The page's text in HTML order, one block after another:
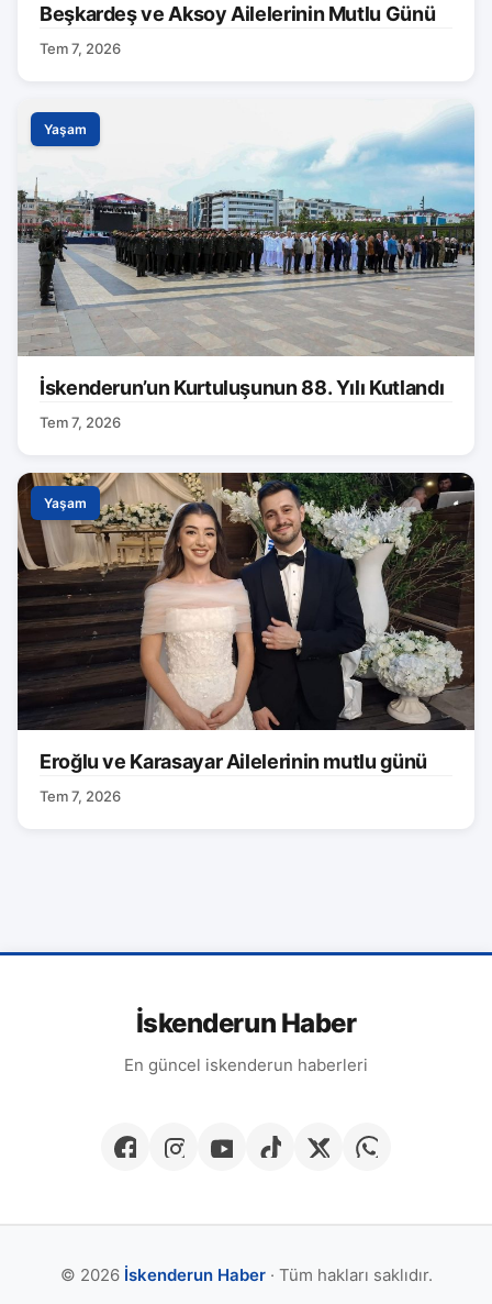
Beşkardeş ve Aksoy Ailelerinin Mutlu Günü
Tem 7, 2026
Yaşam
İskenderun’un Kurtuluşunun 88. Yılı Kutlandı
Tem 7, 2026
Yaşam
Eroğlu ve Karasayar Ailelerinin mutlu günü
Tem 7, 2026
İskenderun Haber
En güncel iskenderun haberleri
© 2026 İskenderun Haber· Tüm hakları saklıdır.